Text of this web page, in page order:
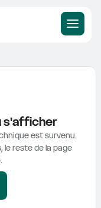
s'afficher
est survenu.
le reste de la page